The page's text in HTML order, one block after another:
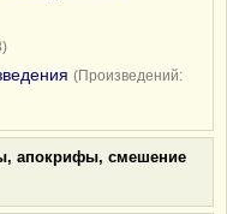
(Произведений:
апокрифы, смешение